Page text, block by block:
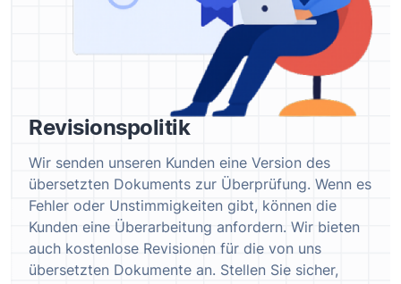
Revisionspolitik
Wir senden unseren Kunden eine Version des
übersetzten Dokuments zur Überprüfung. Wenn es
Fehler oder Unstimmigkeiten gibt, können die
Kunden eine Überarbeitung anfordern. Wir bieten
auch kostenlose Revisionen für die von uns
übersetzten Dokumente an. Stellen Sie sicher,